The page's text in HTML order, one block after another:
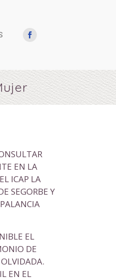
EN LA
ICAP LA
SEGORBE Y
EL
DE
EN EL